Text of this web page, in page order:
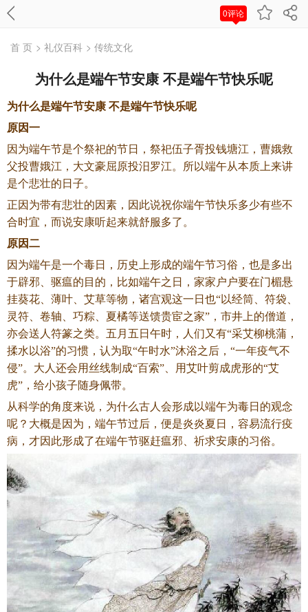
0评论
首 页 > 礼仪百科 > 传统文化
为什么是端午节安康 不是端午节快乐呢
为什么是端午节安康 不是端午节快乐呢
原因一
因为端午节是个祭祀的节日，祭祀伍子胥投钱塘江，曹娥救
父投曹娥江，大文豪屈原投汨罗江。所以端午从本质上来讲
是个悲壮的日子。
正因为带有悲壮的因素，因此说祝你端午节快乐多少有些不
合时宜，而说安康听起来就舒服多了。
原因二
因为端午是一个毒日，历史上形成的端午节习俗，也是多出
于辟邪、驱瘟的目的，比如端午之日，家家户户要在门楣悬
挂葵花、薄叶、艾草等物，诸宫观这一日也“以经筒、符袋、
灵符、卷轴、巧粽、夏橘等送馈贵宦之家”，市井上的僧道，
亦会送人符篆之类。五月五日午时，人们又有“采艾柳桃蒲，
揉水以浴”的习惯，认为取“午时水”沐浴之后，“一年疫气不
侵”。大人还会用丝线制成“百索”、用艾叶剪成虎形的“艾
虎”，给小孩子随身佩带。
从科学的角度来说，为什么古人会形成以端午为毒日的观念
呢？大概是因为，端午节过后，便是炎炎夏日，容易流行疫
病，才因此形成了在端午节驱赶瘟邪、祈求安康的习俗。